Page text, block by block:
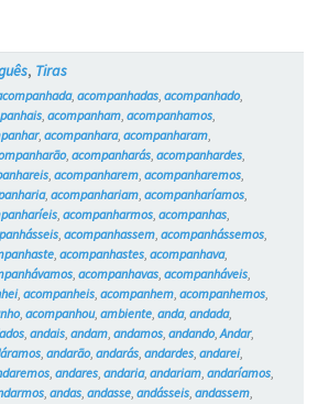
, Tiras
, acompanhadas, acompanhado,
, acompanham, acompanhamos,
, acompanhara, acompanharam,
, acompanharás, acompanhardes,
, acompanharem, acompanharemos,
, acompanhariam, acompanharíamos,
, acompanharmos, acompanhas,
, acompanhassem, acompanhássemos,
, acompanhastes, acompanhava,
, acompanhavas, acompanháveis,
, acompanheis, acompanhem, acompanhemos,
, acompanhou, ambiente, anda, andada,
, andais, andam, andamos, andando, Andar,
, andarão, andarás, andardes, andarei,
, andares, andaria, andariam, andaríamos,
, andas, andasse, andásseis, andassem,